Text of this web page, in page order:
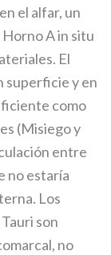
el alfar, un
A in situ
El
superficie y en
como
(Misiego y
entre
no estaría
Los
son
no